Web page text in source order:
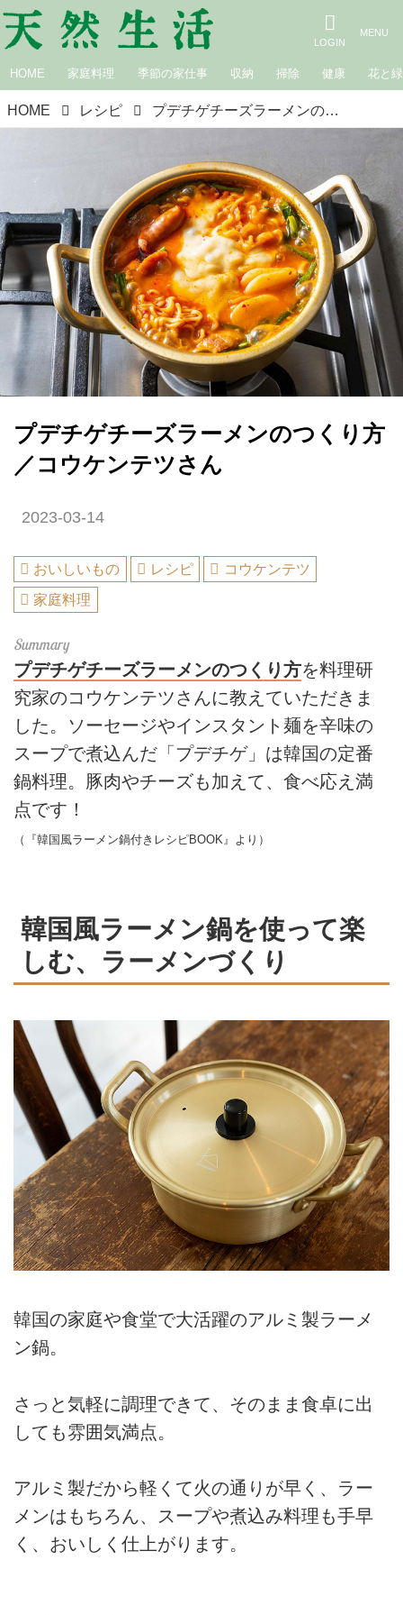
HOME 家庭料理 季節の家仕事 収納 掃除 健康 花と緑
HOME レシピ プデチゲチーズラーメンのつくり方／コウケンテツさん
プデチゲチーズラーメンのつくり方
／コウケンテツさん
2023-03-14
おいしいもの レシピ
コウケンテツ
家庭料理
プデチゲチーズラーメンのつくり方を料理研
究家のコウケンテツさんに教えていただきま
した。ソーセージやインスタント麺を辛味の
スープで煮込んだ「プデチゲ」は韓国の定番
鍋料理。豚肉やチーズも加えて、食べ応え満
点です！
（『韓国風ラーメン鍋付きレシピBOOK』より）
韓国風ラーメン鍋を使って楽
しむ、ラーメンづくり
韓国の家庭や食堂で大活躍のアルミ製ラーメ
ン鍋。
さっと気軽に調理できて、そのまま食卓に出
しても雰囲気満点。
アルミ製だから軽くて火の通りが早く、ラー
メンはもちろん、スープや煮込み料理も手早
く、おいしく仕上がります。